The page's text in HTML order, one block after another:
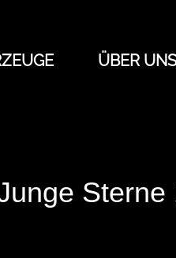
ÜBER UNS
Sterne